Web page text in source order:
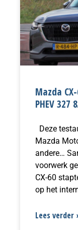
Mazda
PHEV 327
Deze
Mazda
andere…
voorwerk
CX-60
op het
Lees verder